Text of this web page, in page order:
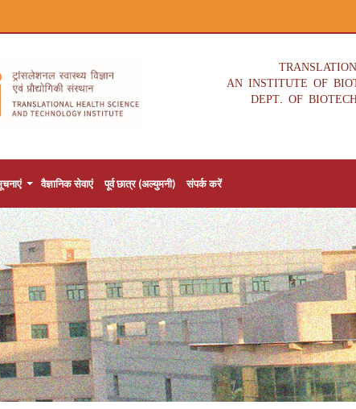
AN INSTITUTE OF
DEPT. OF
वैज्ञानिक सेवाएं पूर्व छात्र (अल्युमनी) संपर्क करें